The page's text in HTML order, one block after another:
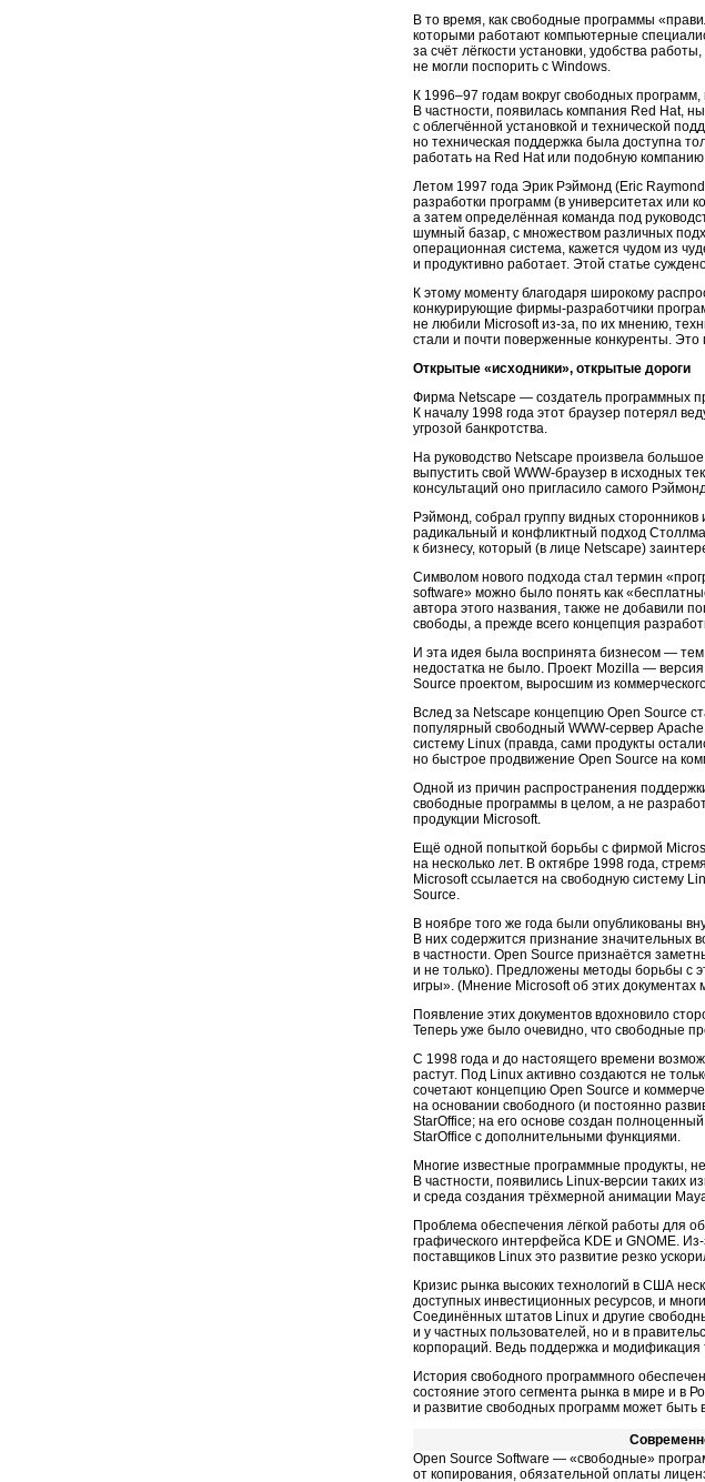
В то время, как свободные программы
которыми работают компьютерные
за счёт лёгкости установки, удобства
не могли поспорить с Windows.
К 1996–97 годам вокруг свободных
В частности, появилась компания Red Hat,
с облегчённой установкой и технической
но техническая поддержка была доступна
работать на Red Hat или подобную
Летом 1997 года Эрик Рэймонд (Eric
разработки программ (в университетах или
а затем определённая команда под
шумный базар, с множеством различных
операционная система, кажется чудом из
и продуктивно работает. Этой статье
К этому моменту благодаря широкому
конкурирующие фирмы-разработчики
не любили Microsoftиз-за, по их мнению,
стали и почти поверженные конкуренты. Это
Открытые «исходники», открытые дороги
Фирма Netscape — создатель программных
К началу 1998 года этот браузер потерял
угрозой банкротства.
На руководство Netscape произвела
выпустить свой WWW-браузер в исходных
консультаций оно пригласило самого
Рэймонд, собрал группу видных
радикальный и конфликтный подход
к бизнесу, который (в лице Netscape)
Символом нового подхода стал термин
software» можно было понять как
автора этого названия, также не добавили
свободы, а прежде всего концепция
И эта идея была воспринята бизнесом —
недостатка не было. Проект Mozilla —
Source проектом, выросшим из
Вслед за Netscape концепцию Open Source
популярный свободный WWW-сервер
систему Linux (правда, сами продукты
но быстрое продвижение Open Source на
Одной из причин распространения
свободные программы в целом, а не
продукции Microsoft.
Ещё одной попыткой борьбы с фирмой
на несколько лет. В октябре 1998 года,
Microsoft ссылается на свободную систему
Source.
В ноябре того же года были опубликованы
В них содержится признание значительных
в частности. Open Source признаётся
и не только). Предложены методы борьбы с
игры». (Мнение Microsoft об этих документах
Появление этих документов вдохновило
Теперь уже было очевидно, что свободные
С 1998 года и до настоящего времени
растут. Под Linux активно создаются не
сочетают концепцию Open Source и
на основании свободного (и постоянно
StarOffice; на его основе создан
StarOffice с дополнительными функциями.
Многие известные программные продукты,
В частности, появились Linux-версии таких
и среда создания трёхмерной анимации
Проблема обеспечения лёгкой работы для
графического интерфейса KDE и GNOME.
поставщиков Linux это развитие резко
Кризис рынка высоких технологий в США
доступных инвестиционных ресурсов, и
Соединённых штатов Linux и другие
и у частных пользователей, но и в
корпораций. Ведь поддержка и модификация
История свободного программного
состояние этого сегмента рынка в мире и
и развитие свободных программ может быть
Open Source Software — «свободные»
от копирования, обязательной оплаты